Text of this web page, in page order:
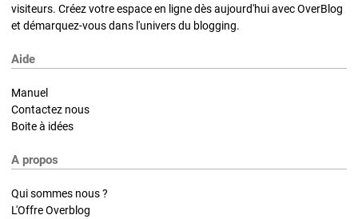
visiteurs. Créez votre espace en ligne dès aujourd'hui avec OverBlog
et démarquez-vous dans l'univers du blogging.
Aide
Manuel
Contactez nous
Boite à idées
A propos
Qui sommes nous ?
L'Offre Overblog